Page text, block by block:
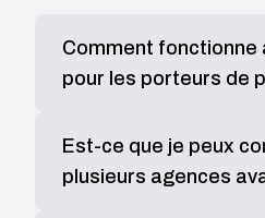
Comment fonctionne
pour les porteurs de
détaillé décrivant votre
intelligent vous connecte
Est-ce que je peux
plusieurs agences